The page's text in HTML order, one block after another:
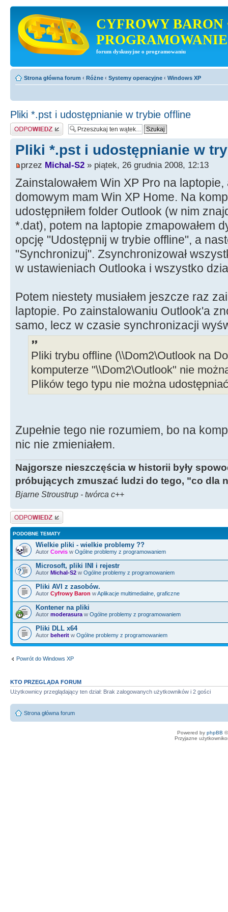
CYFROWY BARON
PROGRAMOWANIE
forum dyskusyjne o programowaniu
Strona główna forum ‹ Różne ‹ Systemy operacyjne ‹ Windows XP
Pliki *.pst i udostępnianie w trybie offline
Odpowiedz
Pliki *.pst i udostępnianie w
przez Michal-S2 » piątek, 26 grudnia 2008, 12:13
Zainstalowałem Win XP Pro na
domowym mam Win XP Home. Na
udostępniłem folder Outlook (w nim
*.dat), potem na laptopie zmapowałem
opcję "Udostępnij w trybie offline", a
"Synchronizuj". Zsynchronizował
w ustawieniach Outlooka i wszystko
Potem niestety musiałem jeszcze raz
laptopie. Po zainstalowaniu Outlook'a
samo, lecz w czasie synchronizacji
Pliki trybu offline (\\Dom2\Outlook na
komputerze "\\Dom2\Outlook" nie
Plików tego typu nie można
Zupełnie tego nie rozumiem, bo na
nic nie zmieniałem.
Najgorsze nieszczęścia w historii były
próbujących zmuszać ludzi do tego, "co dla
Bjarne Stroustrup - twórca c++
Odpowiedz
PODOBNE TEMATY
Wielkie pliki - wielkie problemy ??
Autor Corvis w Ogólne problemy z programowaniem
Microsoft, pliki INI i rejestr
Autor Michal-S2 w Ogólne problemy z programowaniem
Pliki AVI z zasobów.
Autor Cyfrowy Baron wAplikacje multimedialne, graficzne
Kontener na pliki
Autor moderasuraw Ogólne problemy z programowaniem
Pliki DLL x64
Autor beherit w Ogólne problemy z programowaniem
Powrót do Windows XP
KTO PRZEGLĄDA FORUM
Użytkownicy przeglądający ten dział: Brak zalogowanych użytkowników i 2 gości
Strona główna forum
Powered by phpBB
Przyjazne